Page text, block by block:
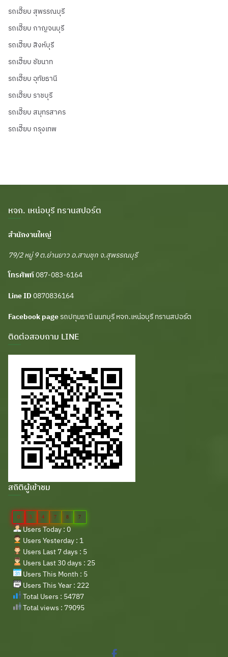
รถเฮี๊ยบ สุพรรณบุรี
รถเฮี๊ยบ กาญจนบุรี
รถเฮี๊ยบ สิงห์บุรี
รถเฮี๊ยบ ชัยนาท
รถเฮี๊ยบ อุทัยธานี
รถเฮี๊ยบ ราชบุรี
รถเฮี๊ยบ สมุทรสาคร
รถเฮี๊ยบ กรุงเทพ
หจก. เหน่อบุรี ทรานสปอร์ต
สำนักงานใหญ่
79/2 หมู่ 9 ต.ย่านยาว อ.สามชุก จ.สุพรรณบุรี
โทรศัพท์087-083-6164
Line ID 0870836164
Facebook page รถปทุมธานี นนทบุรี หจก.เหน่อบุรี ทรานสปอร์ต
ติดต่อสอบถาม LINE
สถิติผู้เข้าชม
0 5 4 7 8 7
Users Today : 0
Users Yesterday : 1
Users Last 7 days : 5
Users Last 30 days : 25
Users This Month : 5
Users This Year : 222
Total Users : 54787
Total views : 79095